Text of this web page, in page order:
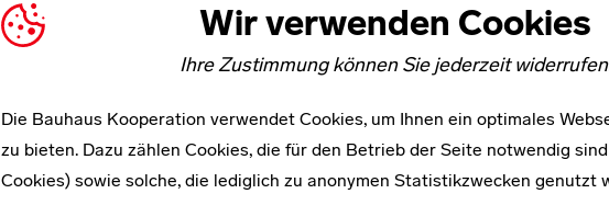
Wir verwenden Cookies
Ihre Zustimmung können Sie jederzeit
Die Bauhaus Kooperation verwendet Cookies, um Ihnen ein optimales
zu bieten. Dazu zählen Cookies, die für den Betrieb der Seite notwendig
Cookies) sowie solche, die lediglich zu anonymen Statistikzwecken genutzt